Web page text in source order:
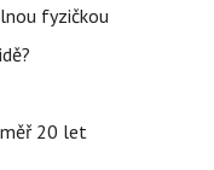
fyzičkou
20 let